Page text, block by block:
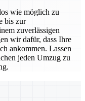
wie möglich zu
bis zur
zuverlässigen
wir dafür, dass Ihre
ankommen. Lassen
jeden Umzug zu